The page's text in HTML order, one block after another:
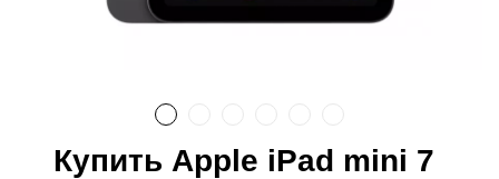
Купить Apple iPad mini 7